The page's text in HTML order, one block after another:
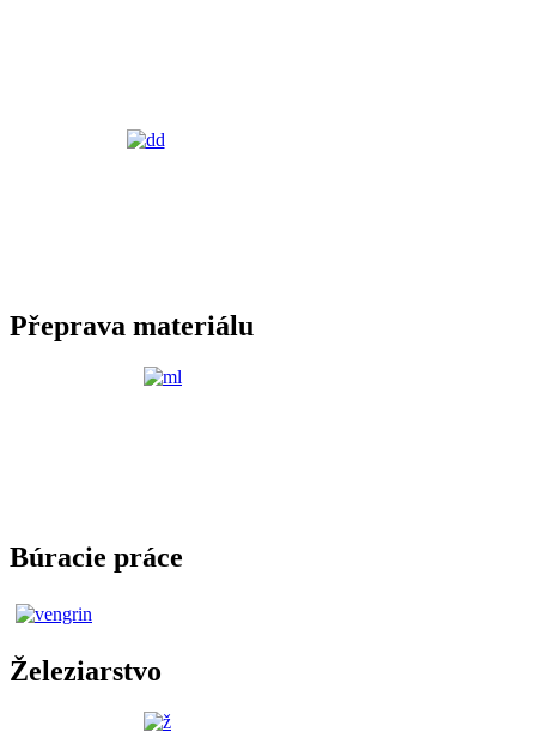
Přeprava materiálu
Búracie práce
Železiarstvo